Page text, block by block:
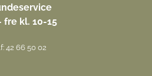
fre kl. 10-15
42 66 50 02